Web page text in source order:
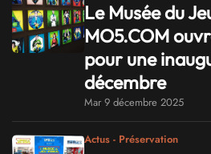
Le Musée du
MO5.COM
pour une
décembre
Mar 9 décembre 2025
Actus - Préservation